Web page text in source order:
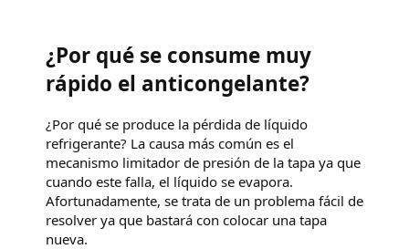
¿Por qué se consume muy
rápido el anticongelante?
¿Por qué se produce la pérdida de líquido
refrigerante? La causa más común es el
mecanismo limitador de presión de la tapa ya que
cuando este falla, el líquido se evapora.
Afortunadamente, se trata de un problema fácil de
resolver ya que bastará con colocar una tapa
nueva.